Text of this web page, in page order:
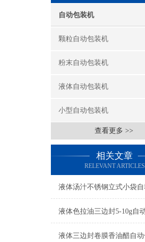
自动包装机
颗粒自动包装机
粉末自动包装机
液体自动包装机
小型自动包装机
查看更多 >>
相关文章
RELEVANT ARTICLES